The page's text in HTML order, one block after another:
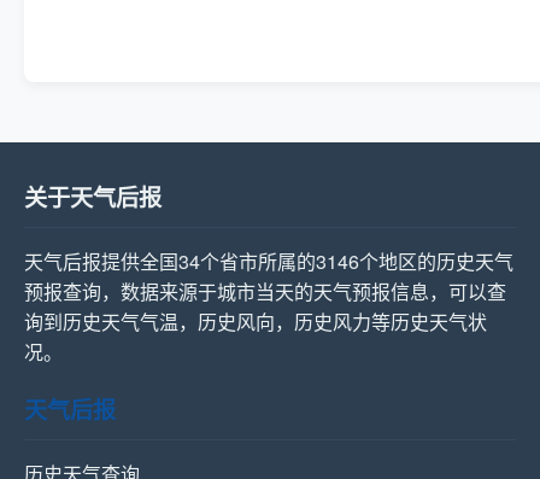
关于天气后报
天气后报提供全国34个省市所属的3146个地区的历史天气
预报查询，数据来源于城市当天的天气预报信息，可以查
询到历史天气气温，历史风向，历史风力等历史天气状
况。
天气后报
历史天气查询